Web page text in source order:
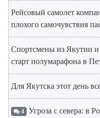
Рейсовый самолет
плохого самочувствия
Спортсмены из Якутии
старт полумарафона в
Для Якутска этот день
4 Угроза с севера: в